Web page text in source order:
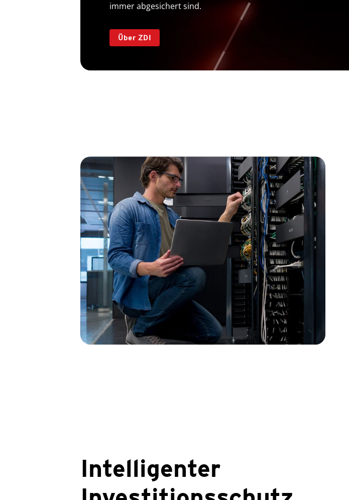
immer abgesichert sind.
Über ZDI
Intelligenter